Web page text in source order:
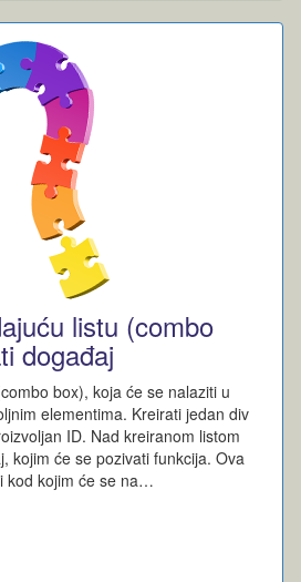
listu (combo
događaj
box), koja će se nalaziti u
elementima. Kreirati jedan div
ID. Nad kreiranom listom
kojim će se pozivati funkcija. Ova
kod kojim će se na…